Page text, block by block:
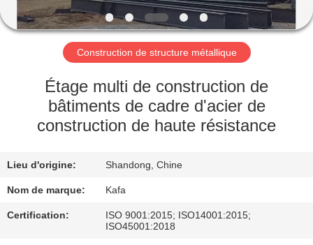
SPECTACLE
DE
RÉALITÉ
VIRTUELLE
DE
NOUS
Construction de structure métallique
Étage multi de construction de
bâtiments de cadre d'acier de
construction de haute résistance
Lieu d'origine: Shandong, Chine
Nom de marque: Kafa
Certification:
ISO 9001:2015; ISO14001:2015;
ISO45001:2018